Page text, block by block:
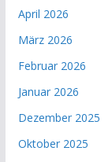
April 2026
März 2026
Februar 2026
Januar 2026
Dezember 2025
Oktober 2025